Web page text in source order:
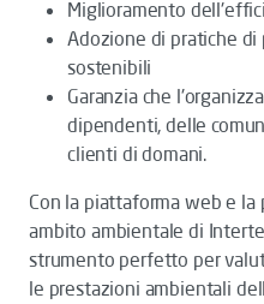
Miglioramento
Adozione di pratiche
sostenibili
Garanzia che
dipendenti, delle
clienti di domani.
Con la piattaforma web e la
ambito ambientale di
strumento perfetto per
le prestazioni ambientali